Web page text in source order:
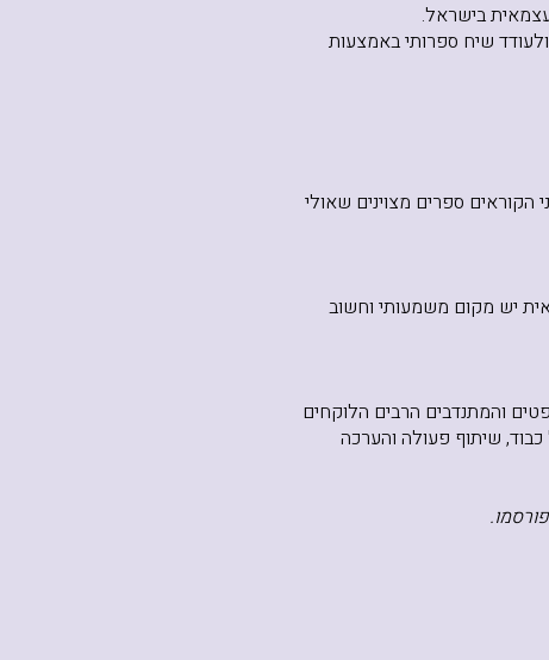
בישראל.
שיח ספרותי באמצעות
ספרים מצוינים שאולי
יש מקום משמעותי וחשוב
והמתנדבים הרבים הלוקחים
שיתוף פעולה והערכה